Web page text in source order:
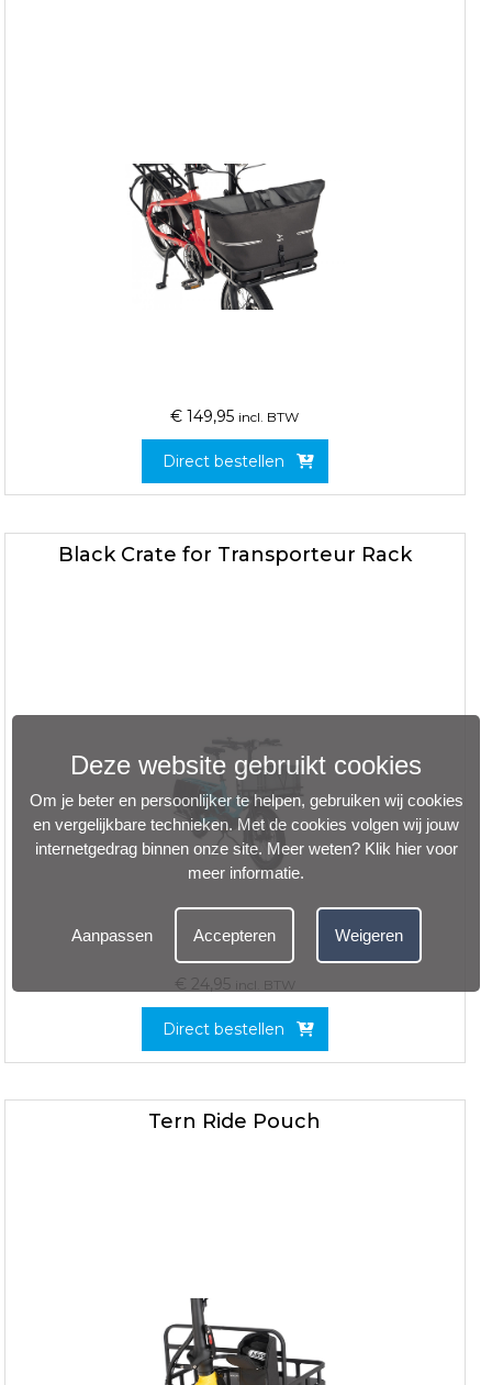
€ 149,95 incl. BTW
Direct bestellen
Black Crate for Transporteur Rack
€ 24,95 incl. BTW
Direct bestellen
Tern Ride Pouch
Deze website gebruikt cookies
Om je beter en persoonlijker te helpen, gebruiken wij cookies
en vergelijkbare technieken. Met de cookies volgen wij jouw
internetgedrag binnen onze site. Meer weten? Klik hier voor
meer informatie.
Aanpassen Accepteren Weigeren